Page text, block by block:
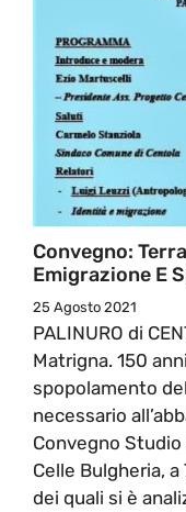
Convegno:
Emigrazione E
25 Agosto 2021
PALINURO di
Matrigna. 150
spopolamento
necessario
Convegno
Celle Bulgheria,
dei quali si è